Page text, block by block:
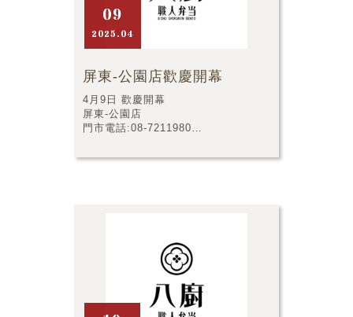
09
2025.04
屏東-公園店歡慶開幕
4月9日 歡慶開幕
屏東-公園店
門市電話:08-7211980